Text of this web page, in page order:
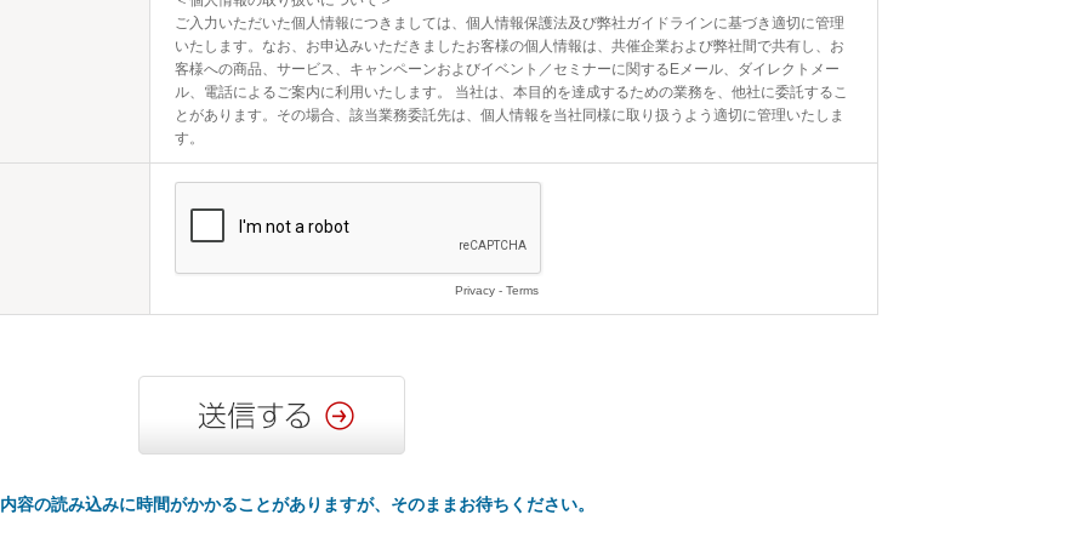
ご入力いただいた個人情報につきましては、個人情報保護法及び弊社ガイドラインに基づき適切に管理
いたします。なお、お申込みいただきましたお客様の個人情報は、共催企業および弊社間で共有し、お
客様への商品、サービス、キャンペーンおよびイベント／セミナーに関するEメール、ダイレクトメー
ル、電話によるご案内に利用いたします。 当社は、本目的を達成するための業務を、他社に委託するこ
とがあります。その場合、該当業務委託先は、個人情報を当社同様に取り扱うよう適切に管理いたしま
す。
Privacy - Terms
容の読み込みに時間がかかることがありますが、そのままお待ちください。